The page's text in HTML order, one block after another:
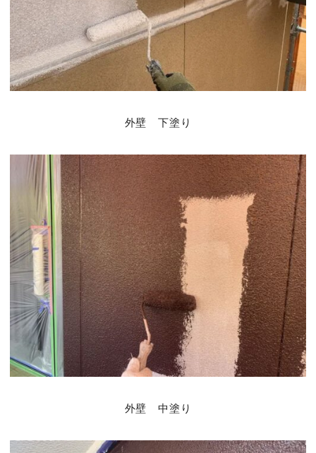
外壁 下塗り
外壁 中塗り